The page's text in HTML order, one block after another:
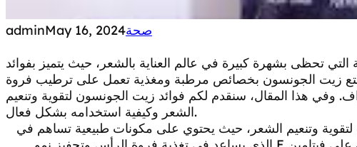
adminMay 16, 2024صحة
تحظى بشهرة كبيرة في عالم العناية بالشعر، حيث يتميز بفوائد
زيت الجونسون بخصائص مرطبة ومغذية تعمل على ترطيب فروة
وفي هذا المقال، سنقدم لكم فوائد زيت الجونسون لتقوية وتنعيم
الشعر وكيفية استخدامه بشكل فعال.
وتنعيم الشعر، حيث يحتوي على مكونات طبيعية تساهم في